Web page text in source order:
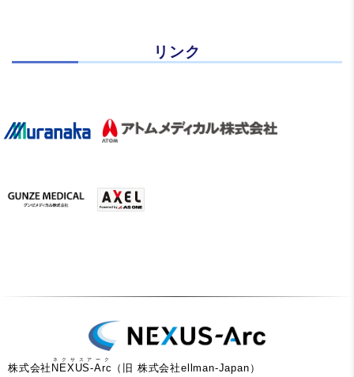
リンク
株式会社 NEXUS-Arc
ネクサスアーク
（旧 株式会社ellman-Japan）